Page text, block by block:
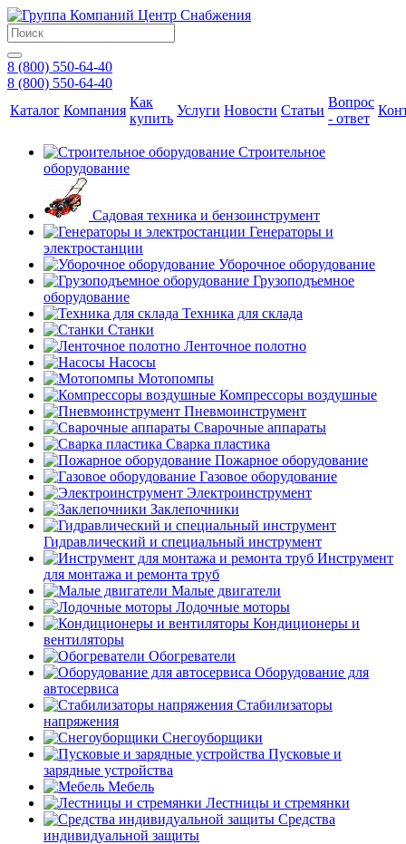
8 (800) 550-64-40
8 (800) 550-64-40
Каталог Компания
Как
купить
Услуги Новости Статьи
Вопрос
- ответ
Строительное
оборудование
Садовая техника и бензоинструмент
Генераторы и
электростанции
Уборочное оборудование
Грузоподъемное
оборудование
Техника для склада
Станки
Ленточное полотно
Насосы
Мотопомпы
Компрессоры воздушные
Пневмоинструмент
Сварочные аппараты
Сварка пластика
Пожарное оборудование
Газовое оборудование
Электроинструмент
Заклепочники
Гидравлический и специальный инструмент
Инструмент
для монтажа и ремонта труб
Малые двигатели
Лодочные моторы
Кондиционеры и
вентиляторы
Обогреватели
Оборудование для
автосервиса
Стабилизаторы
напряжения
Снегоуборщики
Пусковые и
зарядные устройства
Мебель
Лестницы и стремянки
Средства
индивидуальной защиты